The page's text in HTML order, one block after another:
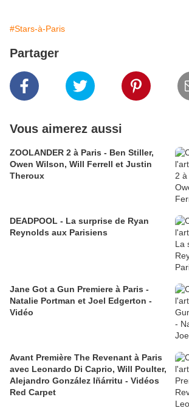
#Stars-à-Paris
Partager
Vous aimerez aussi
ZOOLANDER 2 à Paris - Ben Stiller,
Owen Wilson, Will Ferrell et Justin
Theroux
DEADPOOL - La surprise de Ryan
Reynolds aux Parisiens
Jane Got a Gun Premiere à Paris -
Natalie Portman et Joel Edgerton -
Vidéo
Avant Première The Revenant à Paris
avec Leonardo Di Caprio, Will Poulter,
Alejandro González Iñárritu - Vidéos
Red Carpet